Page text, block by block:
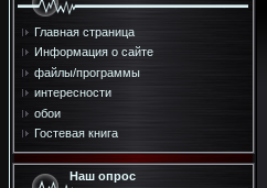
Главная страница
Информация о сайте
файлы/программы
интересности
обои
Гостевая книга
Наш опрос